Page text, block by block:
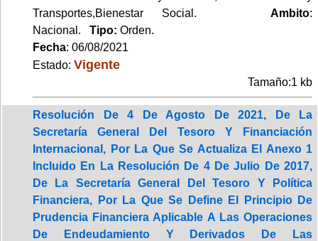
Transportes,Bienestar Social. Ambito:
Nacional. Tipo: Orden.
Fecha: 06/08/2021
Estado: Vigente
Tamaño:1 kb
Resolución De 4 De Agosto De 2021, De La
Secretaría General Del Tesoro Y Financiación
Internacional, Por La Que Se Actualiza El Anexo 1
Incluido En La Resolución De 4 De Julio De 2017,
De La Secretaría General Del Tesoro Y Política
Financiera, Por La Que Se Define El Principio De
Prudencia Financiera Aplicable A Las Operaciones
De Endeudamiento Y Derivados De Las